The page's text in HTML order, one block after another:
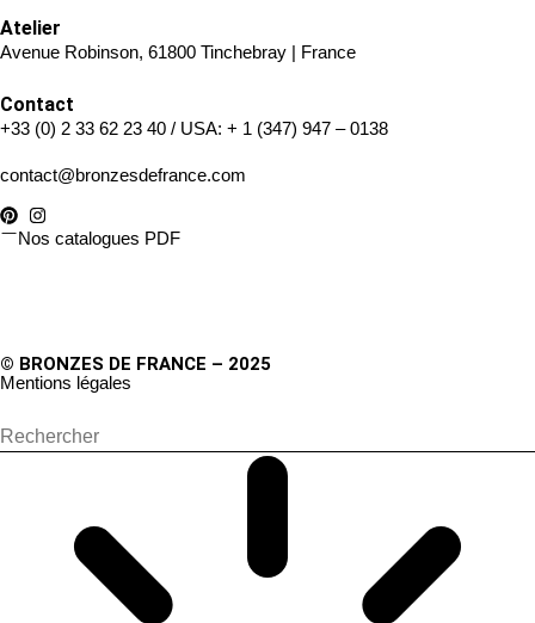
Atelier
Avenue Robinson, 61800 Tinchebray | France
Contact
+33 (0) 2 33 62 23 40 / USA: + 1 (347) 947 – 0138
contact@bronzesdefrance.com
Nos catalogues PDF
© BRONZES DE FRANCE – 2025
Mentions légales